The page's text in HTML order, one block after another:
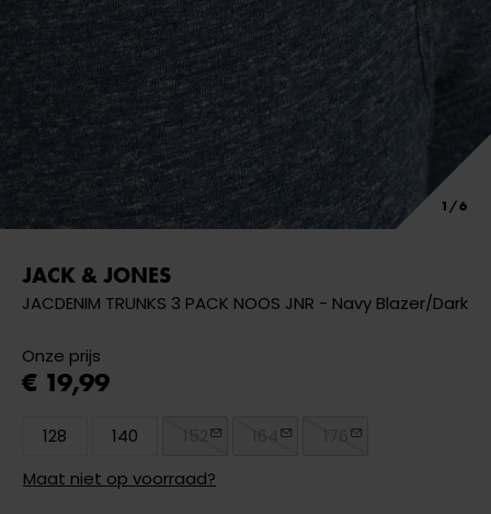
JACK & JONES
JACDENIM TRUNKS 3 PACK NOOS JNR - Navy Blazer/Dark
Onze prijs
€ 19,99
128 140
Maat niet op voorraad?